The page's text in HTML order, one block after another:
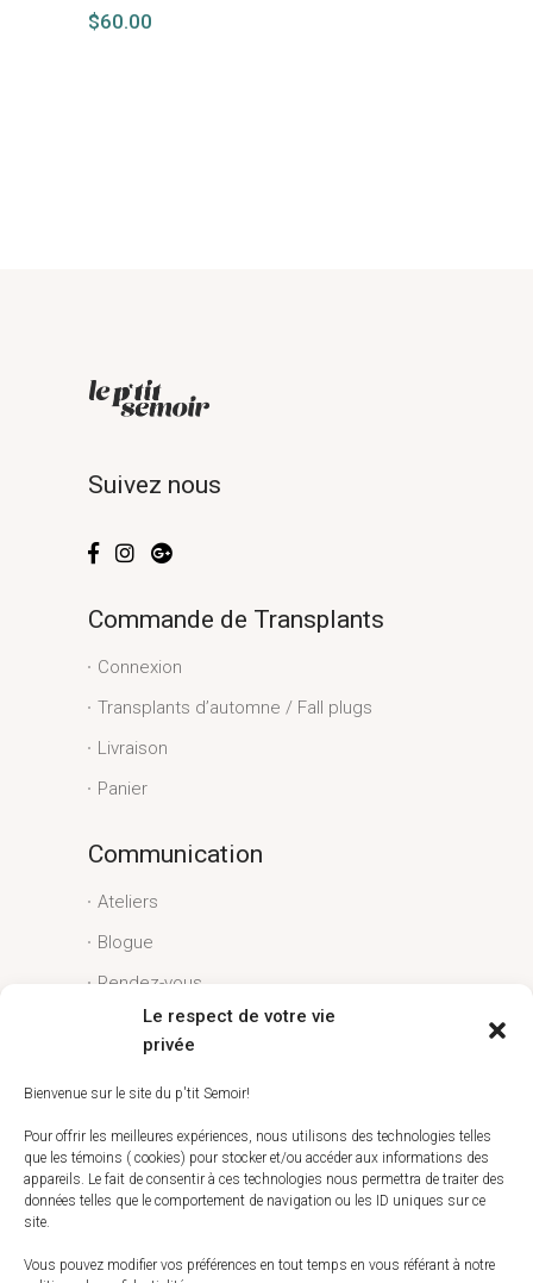
Le respect de votre vie
privée
Bienvenue sur le site du p'tit Semoir!
Pour offrir les meilleures expériences, nous utilisons des technologies telles
que les témoins ( cookies) pour stocker et/ou accéder aux informations des
appareils. Le fait de consentir à ces technologies nous permettra de traiter des
données telles que le comportement de navigation ou les ID uniques sur ce
site.
Vous pouvez modifier vos préférences en tout temps en vous référant à notre
$60.00
Suivez nous
Commande de Transplants
Connexion
Transplants d’automne / Fall plugs
Livraison
Panier
Communication
Ateliers
Blogue
Rendez-vous
Conditions générales
Liens utiles
Espace client
Conditions générales
Politique de témoins (CA)